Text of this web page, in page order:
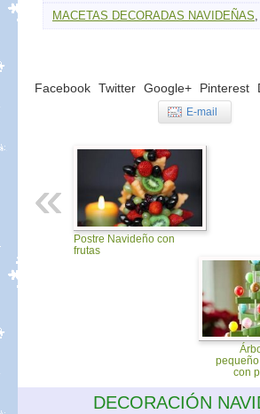
MACETAS DECORADAS NAVIDEÑAS
Facebook Twitter Google+ Pinterest
E-mail
Postre Navideño con
frutas
con
DECORACIÓN